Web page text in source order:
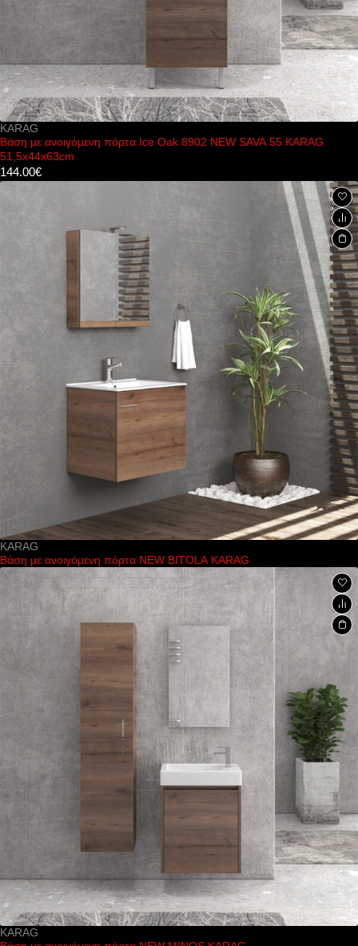
KARAG
Βάση με ανοιγόμενη πόρτα Ice Oak 8902 NEW SAVA 55 KARAG
51,5x44x63cm
144.00€
KARAG
Βάση με ανοιγόμενη πόρτα NEW BITOLA KARAG
KARAG